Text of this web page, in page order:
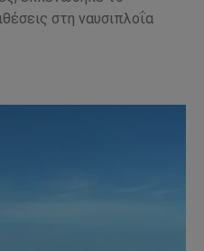
στη ναυσιπλοΐα